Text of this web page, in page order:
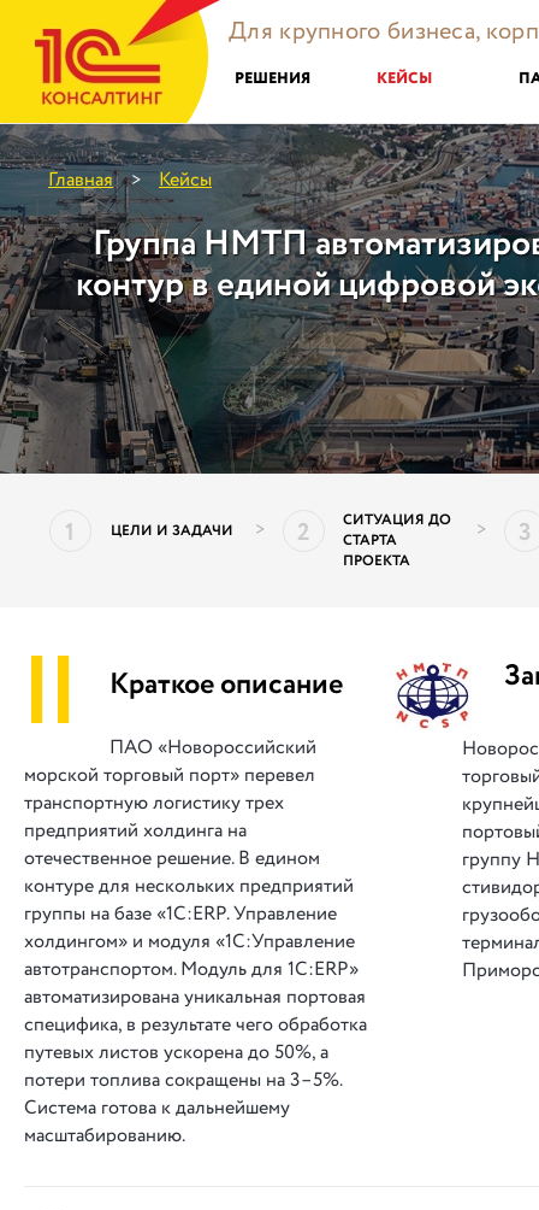
Для крупного бизнеса,
РЕШЕНИЯ КЕЙСЫ
Главная > Кейсы
Группа НМТП
контур в единой цифровой
1 ЦЕЛИ И ЗАДАЧИ > 2
СИТУАЦИЯ ДО
СТАРТА
ПРОЕКТА
> 3
|| Краткое описание
ПАО «Новороссийский
морской торговый порт» перевел
транспортную логистику трех
предприятий холдинга на
отечественное решение. В едином
контуре для нескольких предприятий
группы на базе «1С:ERP. Управление
холдингом» и модуля «1С:Управление
автотранспортом. Модуль для 1С:ERP»
автоматизирована уникальная портовая
специфика, в результате чего обработка
путевых листов ускорена до 50%, а
потери топлива сокращены на 3–5%.
Система готова к дальнейшему
масштабированию.
группу